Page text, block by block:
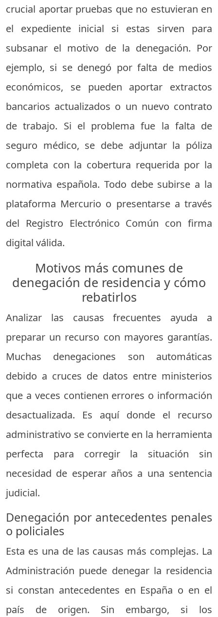
crucial aportar pruebas que no estuvieran en
el expediente inicial si estas sirven para
subsanar el motivo de la denegación. Por
ejemplo, si se denegó por falta de medios
económicos, se pueden aportar extractos
bancarios actualizados o un nuevo contrato
de trabajo. Si el problema fue la falta de
seguro médico, se debe adjuntar la póliza
completa con la cobertura requerida por la
normativa española. Todo debe subirse a la
plataforma Mercurio o presentarse a través
del Registro Electrónico Común con firma
digital válida.
Motivos más comunes de
denegación de residencia y cómo
rebatirlos
Analizar las causas frecuentes ayuda a
preparar un recurso con mayores garantías.
Muchas denegaciones son automáticas
debido a cruces de datos entre ministerios
que a veces contienen errores o información
desactualizada. Es aquí donde el recurso
administrativo se convierte en la herramienta
perfecta para corregir la situación sin
necesidad de esperar años a una sentencia
judicial.
Denegación por antecedentes penales
o policiales
Esta es una de las causas más complejas. La
Administración puede denegar la residencia
si constan antecedentes en España o en el
país de origen. Sin embargo, si los